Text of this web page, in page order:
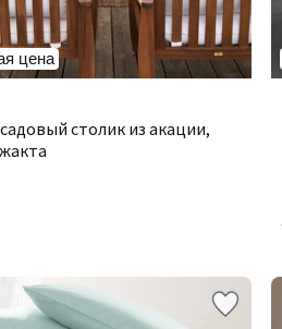
цена
столик из акации,